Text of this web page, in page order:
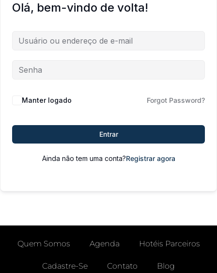
Olá, bem-vindo de volta!
Manter logado Forgot Password?
Entrar
Ainda não tem uma conta?Registrar agora
Quem Somos Agenda Hotéis Parceiros
Cadastre-Se Contato Blog